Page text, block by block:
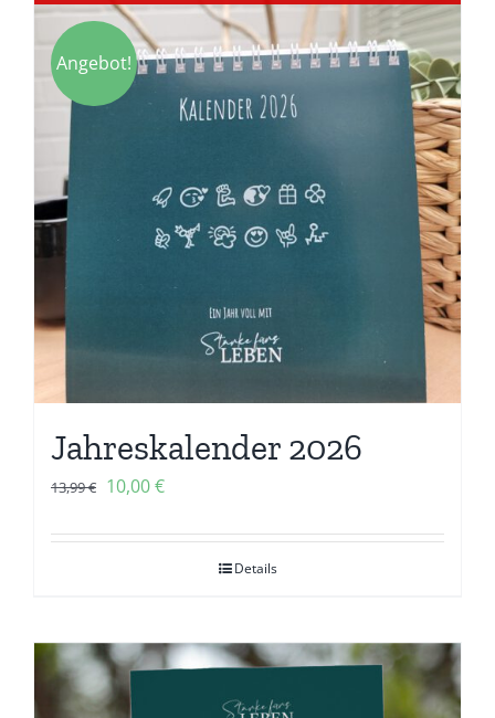
Angebot!
Jahreskalender 2026
13,99€ Ursprünglicher
war:
10,00€Aktueller
ist:
10,00 €. Details